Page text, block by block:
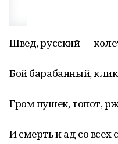
Швед, русский —
Бой барабанный,
Гром пушек, топот,
И смерть и ад со всех